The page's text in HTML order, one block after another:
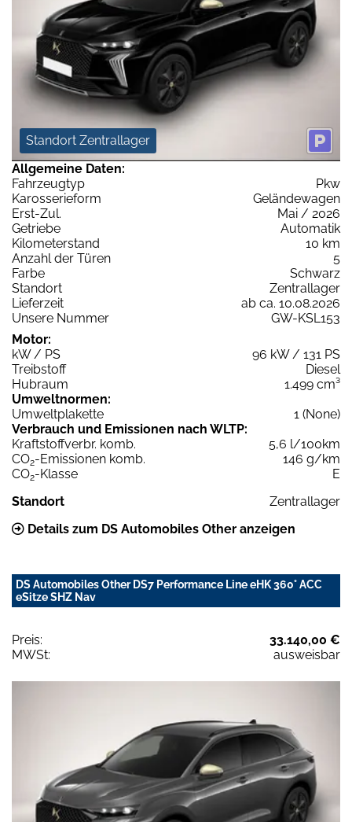
Standort Zentrallager
Allgemeine Daten:
Fahrzeugtyp
Pkw
Karosserieform
Geländewagen
Erst-Zul.
Mai / 2026
Getriebe
Automatik
Kilometerstand
10 km
Anzahl der Türen
5
Farbe
Schwarz
Standort
Zentrallager
Lieferzeit
ab ca. 10.08.2026
Unsere Nummer
GW-KSL153
Motor:
kW / PS
96 kW / 131 PS
Treibstoff
Diesel
Hubraum
1.499 cm³
Umweltnormen:
Umweltplakette
1 (None)
Verbrauch und Emissionen nach WLTP:
Kraftstoffverbr. komb.
5,6 l/100km
CO2-Emissionen komb.
146 g/km
CO2-Klasse
E
Standort
Zentrallager
Details zum DS Automobiles Other anzeigen
DS Automobiles Other DS7 Performance Line eHK 360° ACC
eSitze SHZ Nav
Preis:
33.140,00 €
MWSt:
ausweisbar